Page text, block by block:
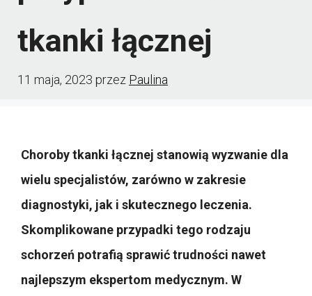
tkanki łącznej
11 maja, 2023 przez Paulina
Choroby tkanki łącznej stanowią wyzwanie dla
wielu specjalistów, zarówno w zakresie
diagnostyki, jak i skutecznego leczenia.
Skomplikowane przypadki tego rodzaju
schorzeń potrafią sprawić trudności nawet
najlepszym ekspertom medycznym. W